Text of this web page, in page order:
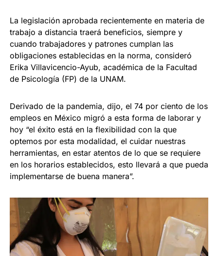
La legislación aprobada recientemente en materia de
trabajo a distancia traerá beneficios, siempre y
cuando trabajadores y patrones cumplan las
obligaciones establecidas en la norma, consideró
Erika Villavicencio-Ayub, académica de la Facultad
de Psicología (FP) de la UNAM.
Derivado de la pandemia, dijo, el 74 por ciento de los
empleos en México migró a esta forma de laborar y
hoy “el éxito está en la flexibilidad con la que
optemos por esta modalidad, el cuidar nuestras
herramientas, en estar atentos de lo que se requiere
en los horarios establecidos, esto llevará a que pueda
implementarse de buena manera”.